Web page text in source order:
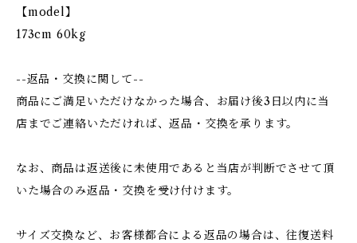
【model】
173cm 60kg
--返品・交換に関して--
商品にご満足いただけなかった場合、お届け後3日以内に当
店までご連絡いただければ、返品・交換を承ります。
なお、商品は返送後に未使用であると当店が判断でさせて頂
いた場合のみ返品・交換を受け付けます。
サイズ交換など、お客様都合による返品の場合は、往復送料